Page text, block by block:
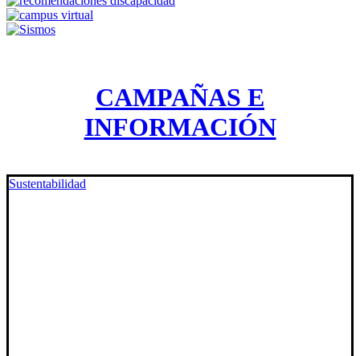
CAMPAÑAS E
INFORMACIÓN
Sustentabilidad